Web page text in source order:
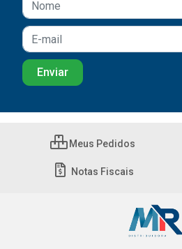
Meus Pedidos
Notas Fiscais